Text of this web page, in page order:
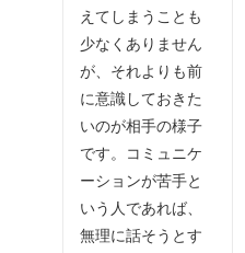
えてしまうことも
少なくありません
が、それよりも前
に意識しておきた
いのが相手の様子
です。コミュニケ
ーションが苦手と
いう人であれば、
無理に話そうとす